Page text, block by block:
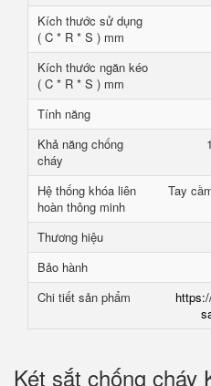
Kích thước sử dụng
( C * R * S ) mm
Kích thước ngăn kéo
( C * R * S ) mm
Tính năng
Khả năng chống
cháy
Hệ thống khóa liên
hoàn thông minh
Tay
Thương hiệu
Bảo hành
Chi tiết sản phẩm
Két sắt chống cháy